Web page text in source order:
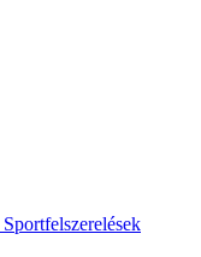
Sportfelszerelések